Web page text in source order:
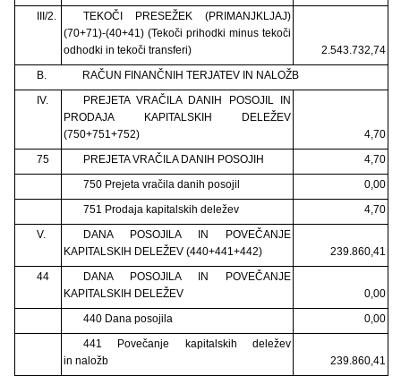
III/2.
TEKOČI PRESEŽEK (PRIMANJKLJAJ)
(70+71)-(40+41) (Tekoči prihodki minus tekoči
odhodki in tekoči transferi)
2.543.732,74
B.
RAČUN FINANČNIH TERJATEV IN NALOŽB
IV.
PREJETA VRAČILA DANIH POSOJIL IN
PRODAJA KAPITALSKIH DELEŽEV
(750+751+752)
4,70
75
PREJETA VRAČILA DANIH POSOJIH
4,70
750 Prejeta vračila danih posojil
0,00
751 Prodaja kapitalskih deležev
4,70
V.
DANA POSOJILA IN POVEČANJE
KAPITALSKIH DELEŽEV (440+441+442)
239.860,41
44
DANA POSOJILA IN POVEČANJE
KAPITALSKIH DELEŽEV
0,00
440 Dana posojila
0,00
441 Povečanje kapitalskih deležev
in naložb
239.860,41